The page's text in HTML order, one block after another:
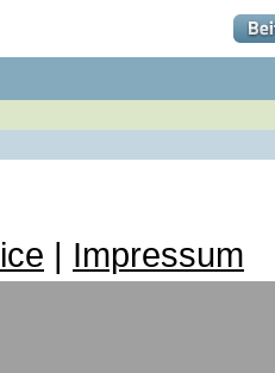
| Impressum